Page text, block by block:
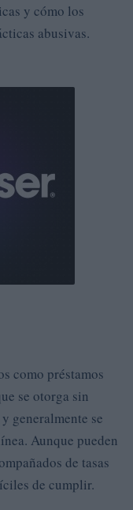
y cómo los
abusivas.
como préstamos
se otorga sin
generalmente se
Aunque pueden
de tasas
de cumplir.